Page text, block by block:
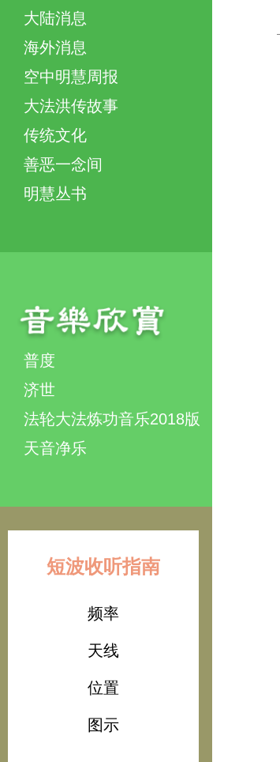
大陆消息
海外消息
空中明慧周报
大法洪传故事
传统文化
善恶一念间
明慧丛书
普度
济世
法轮大法炼功音乐2018版
天音净乐
短波收听指南
频率
天线
位置
图示